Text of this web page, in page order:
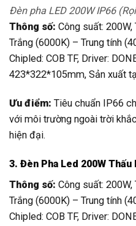
Đèn pha LED 200W IP66
Thông số: Công suất: 200W,
Trắng (6000K) – Trung tính
Chipled: COB TF, Driver:
423*322*105mm, Sản xuất
Ưu điểm: Tiêu chuẩn IP66
với môi trường ngoài trời
hiện đại.
3. Đèn Pha Led 200W
Thông số: Công suất: 200W,
Trắng (6000K) – Trung tính
Chipled: COB TF, Driver: